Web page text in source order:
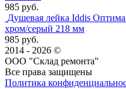
985 руб.
Душевая лейка Iddis
хром/серый 218 мм
985 руб.
2014 - 2026 ©
ООО "Склад ремонта"
Все права защищены
Политика